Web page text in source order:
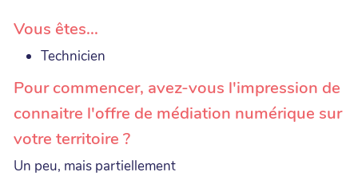
Vous êtes...
Technicien
Pour commencer, avez-vous l'impression de
connaitre l'offre de médiation numérique sur
votre territoire ?
Un peu, mais partiellement